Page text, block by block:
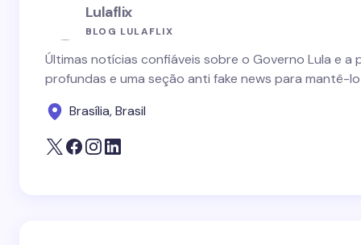
Lulaflix
BLOG LULAFLIX
Últimas notícias confiáveis sobre o Governo Lula e
profundas e uma seção anti fake news para mantê-
Brasília, Brasil